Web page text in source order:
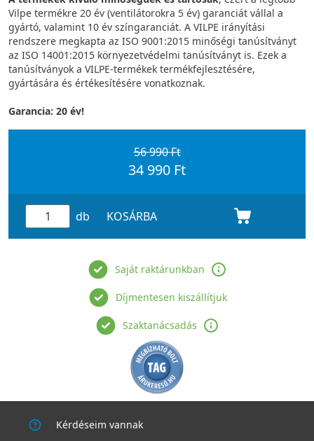
Vilpe termékre 20 év (ventilátorokra 5 év) garanciát vállal a
gyártó, valamint 10 év színgaranciát. A VILPE irányítási
rendszere megkapta az ISO 9001:2015 minőségi tanúsítványt
az ISO 14001:2015 környezetvédelmi tanúsítványt is. Ezek a
tanúsítványok a VILPE-termékek termékfejlesztésére,
gyártására és értékesítésére vonatkoznak.
Garancia: 20 év!
56 990 Ft
34 990 Ft
db KOSÁRBA
Saját raktárunkban
Díjmentesen kiszállítjuk
Szaktanácsadás
Kérdéseim vannak